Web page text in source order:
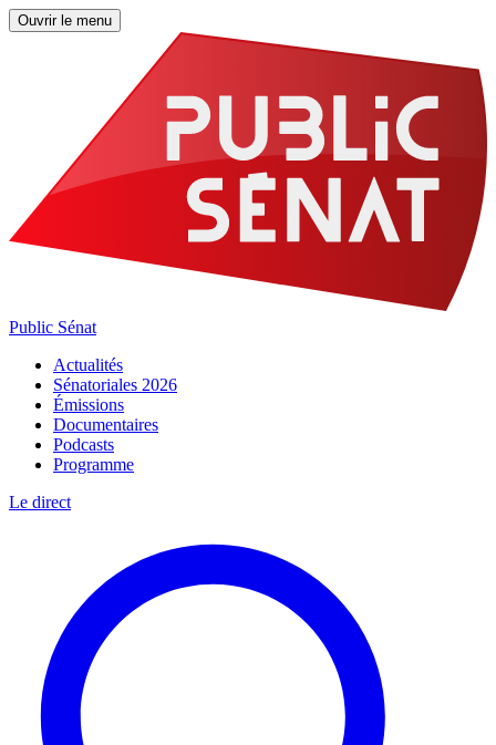
Ouvrir le menu
Public Sénat
Actualités
Sénatoriales 2026
Émissions
Documentaires
Podcasts
Programme
Le direct